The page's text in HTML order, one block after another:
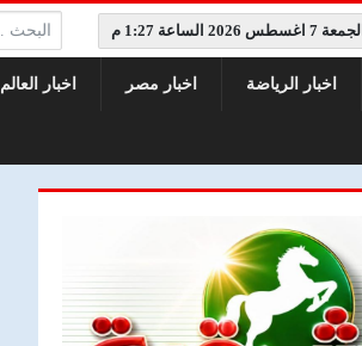
الجمعة 7 اغسطس 2026 الساعة 1:27 م البحث:
اخبار الرياضة اخبار مصر اخبار العالم